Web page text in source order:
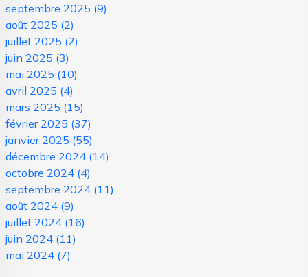
septembre 2025 (9)
août 2025 (2)
juillet 2025 (2)
juin 2025 (3)
mai 2025 (10)
avril 2025 (4)
mars 2025 (15)
février 2025 (37)
janvier 2025 (55)
décembre 2024 (14)
octobre 2024 (4)
septembre 2024 (11)
août 2024 (9)
juillet 2024 (16)
juin 2024 (11)
mai 2024 (7)